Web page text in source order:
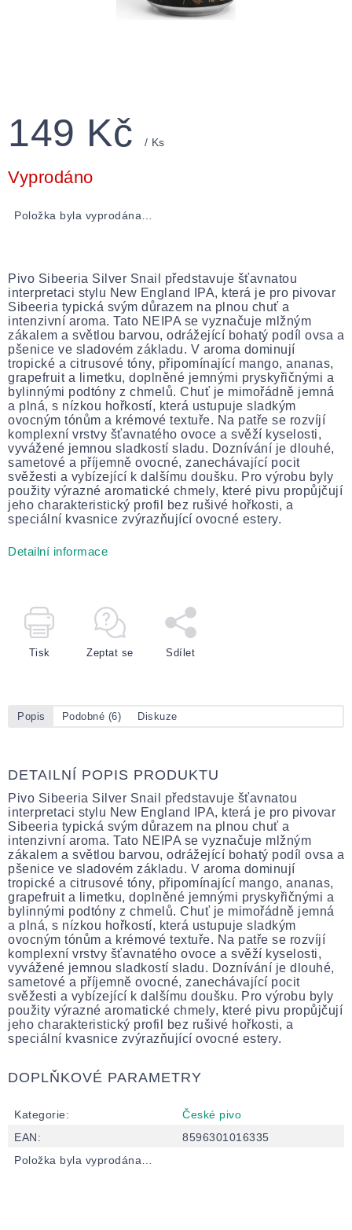
149 Kč / Ks
cena:
Vyprodáno
Položka byla vyprodána…
Pivo Sibeeria Silver Snail představuje šťavnatou
interpretaci stylu New England IPA, která je pro pivovar
Sibeeria typická svým důrazem na plnou chuť a
intenzivní aroma. Tato NEIPA se vyznačuje mlžným
zákalem a světlou barvou, odrážející bohatý podíl ovsa a
pšenice ve sladovém základu. V aroma dominují
tropické a citrusové tóny, připomínající mango, ananas,
grapefruit a limetku, doplněné jemnými pryskyřičnými a
bylinnými podtóny z chmelů. Chuť je mimořádně jemná
a plná, s nízkou hořkostí, která ustupuje sladkým
ovocným tónům a krémové textuře. Na patře se rozvíjí
komplexní vrstvy šťavnatého ovoce a svěží kyselosti,
vyvážené jemnou sladkostí sladu. Doznívání je dlouhé,
sametové a příjemně ovocné, zanechávající pocit
svěžesti a vybízející k dalšímu doušku. Pro výrobu byly
použity výrazné aromatické chmely, které pivu propůjčují
jeho charakteristický profil bez rušivé hořkosti, a
speciální kvasnice zvýrazňující ovocné estery.
Detailní informace
Tisk Zeptat se Sdílet
Popis Podobné (6) Diskuze
DETAILNÍ POPIS PRODUKTU
Pivo Sibeeria Silver Snail představuje šťavnatou
interpretaci stylu New England IPA, která je pro pivovar
Sibeeria typická svým důrazem na plnou chuť a
intenzivní aroma. Tato NEIPA se vyznačuje mlžným
zákalem a světlou barvou, odrážející bohatý podíl ovsa a
pšenice ve sladovém základu. V aroma dominují
tropické a citrusové tóny, připomínající mango, ananas,
grapefruit a limetku, doplněné jemnými pryskyřičnými a
bylinnými podtóny z chmelů. Chuť je mimořádně jemná
a plná, s nízkou hořkostí, která ustupuje sladkým
ovocným tónům a krémové textuře. Na patře se rozvíjí
komplexní vrstvy šťavnatého ovoce a svěží kyselosti,
vyvážené jemnou sladkostí sladu. Doznívání je dlouhé,
sametové a příjemně ovocné, zanechávající pocit
svěžesti a vybízející k dalšímu doušku. Pro výrobu byly
použity výrazné aromatické chmely, které pivu propůjčují
jeho charakteristický profil bez rušivé hořkosti, a
speciální kvasnice zvýrazňující ovocné estery.
DOPLŇKOVÉ PARAMETRY
Kategorie:
České pivo
EAN:
8596301016335
Položka byla vyprodána…